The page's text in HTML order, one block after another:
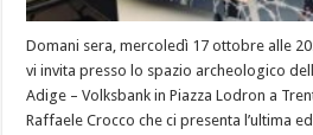
Domani sera, mercoledì 17 ottobre alle
vi invita presso lo spazio archeologico
Adige – Volksbank in Piazza Lodron a
Raffaele Crocco che ci presenta l’ultima